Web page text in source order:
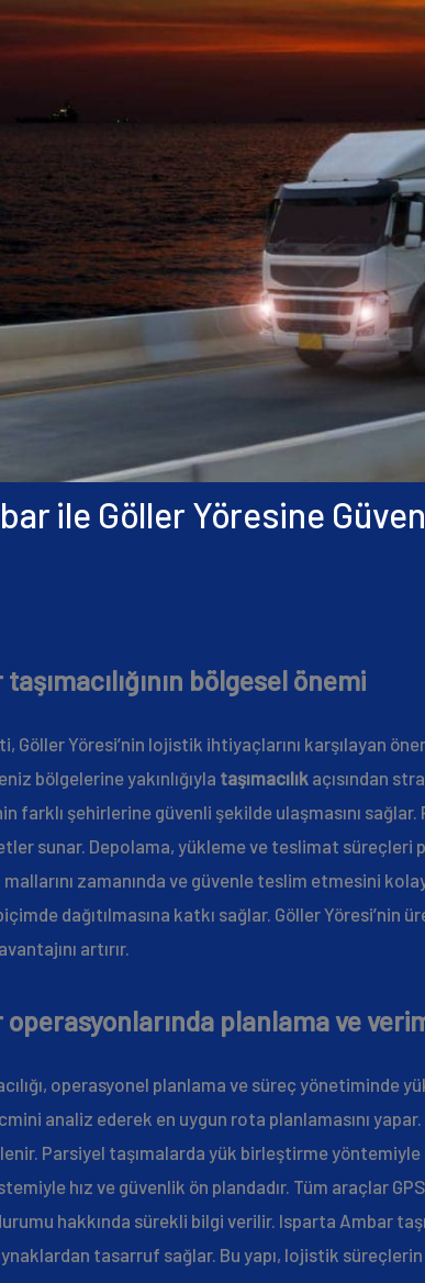
ile Göller Yöresine
bölgesel önemi
Göller Yöresi’nin lojistik ihtiyaçlarını karşılayan
bölgelerine yakınlığıyla taşımacılık açısından
farklı şehirlerine güvenli şekilde ulaşmasını
sunar. Depolama, yükleme ve teslimat süreçleri
zamanında ve güvenle teslim etmesini
dağıtılmasına katkı sağlar. Göller
artırır.
planlama ve
operasyonel planlama ve süreç yönetiminde
analiz ederek en uygun rota planlamasını yapar.
Parsiyel taşımalarda yük birleştirme yöntemiyle
hız ve güvenlik ön plandadır. Tüm araçlar
hakkında sürekli bilgi verilir. Isparta Ambar
tasarruf sağlar. Bu yapı, lojistik